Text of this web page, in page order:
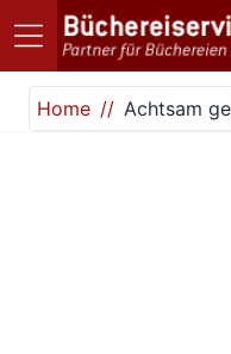
Direkt zum Inhalt
Home
Achtsam